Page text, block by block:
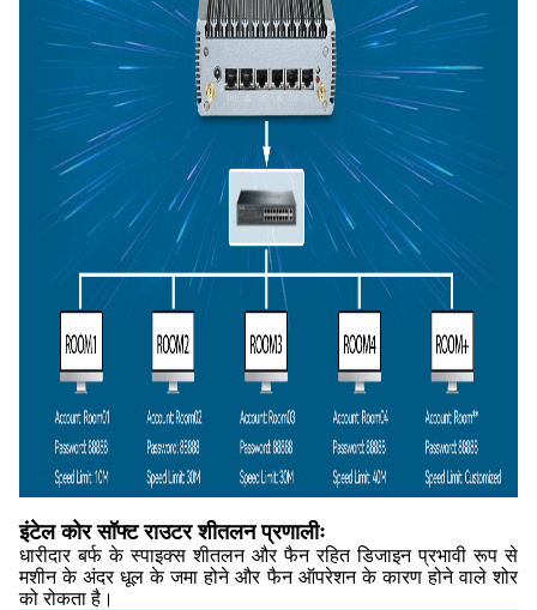
इंटेल कोर सॉफ्ट राउटर शीतलन प्रणालीः
धारीदार बर्फ के स्पाइक्स शीतलन और फैन रहित डिजाइन प्रभावी रूप से
मशीन के अंदर धूल के जमा होने और फैन ऑपरेशन के कारण होने वाले शोर
को रोकता है।